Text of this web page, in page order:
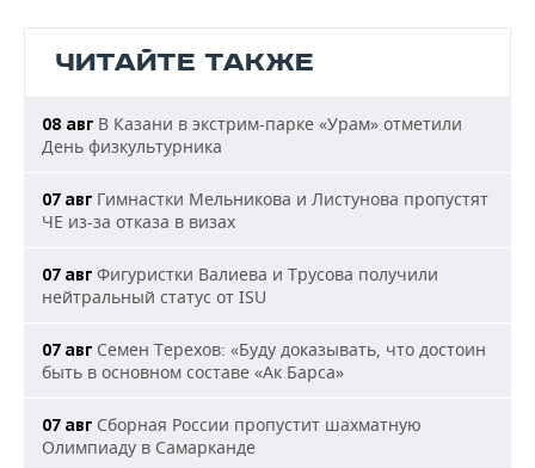
ЧИТАЙТЕ ТАКЖЕ
08 авг В Казани в экстрим-парке «Урам» отметили
День физкультурника
07 авг Гимнастки Мельникова и Листунова пропустят
ЧЕ из-за отказа в визах
07 авг Фигуристки Валиева и Трусова получили
нейтральный статус от ISU
07 авг Семен Терехов: «Буду доказывать, что достоин
быть в основном составе «Ак Барса»
07 авг Сборная России пропустит шахматную
Олимпиаду в Самарканде